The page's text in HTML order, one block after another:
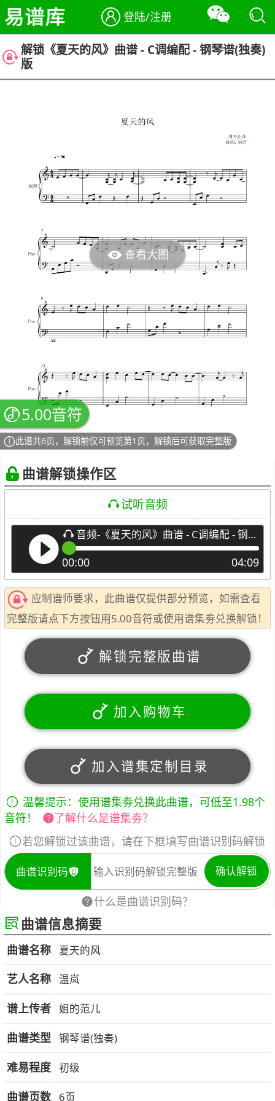
登陆/注册
解锁《夏天的风》曲谱 - C调编配 - 钢琴谱(独奏)
版
查看大图
5.00音符
此谱共6页，解锁前仅可预览第1页，解锁后可获取完整版
曲谱解锁操作区
试听音频
音频-《夏天的风》曲谱 - C调编配 - 钢琴谱(独奏)版
00:00 04:09
应制谱师要求，此曲谱仅提供部分预览，如需查看
完整版请点下方按钮用5.00音符或使用谱集劵兑换解锁！
解锁完整版曲谱
加入购物车
加入谱集定制目录
温馨提示：使用谱集劵兑换此曲谱，可低至1.98个
音符！
了解什么是谱集劵？
若您解锁过该曲谱，请在下框填写曲谱识别码解锁
曲谱识别码 确认解锁
什么是曲谱识别码？
曲谱信息摘要
曲谱名称 夏天的风
艺人名称 温岚
谱上传者 姐的范儿
曲谱类型 钢琴谱(独奏)
难易程度 初级
曲谱页数 6页